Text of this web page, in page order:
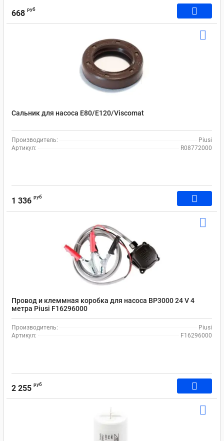
668 руб
Сальник для насоса Е80/Е120/Viscomat
Производитель:
Piusi
Артикул:
R08772000
1 336 руб
Провод и клеммная коробка для насоса BP3000 24 V 4
метра Рiusi F16296000
Производитель:
Piusi
Артикул:
F16296000
2 255 руб